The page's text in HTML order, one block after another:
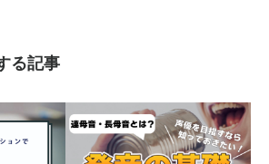
る記事